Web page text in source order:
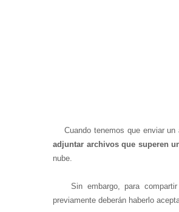
Cuando tenemos que enviar un
adjuntar archivos que superen
nube.
Sin embargo, para compartir
previamente deberán haberlo